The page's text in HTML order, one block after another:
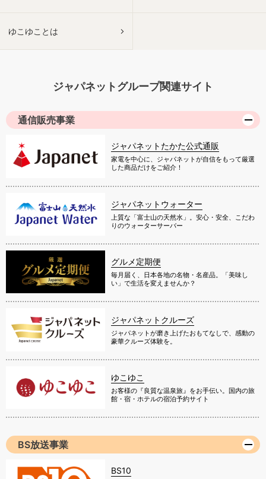
ゆこゆことは
ジャパネットグループ関連サイト
通信販売事業
ジャパネットたかた公式通販
家電を中心に、ジャパネットが自信をもって厳選
した商品だけをご紹介！
ジャパネットウォーター
上質な「富士山の天然水」。安心・安全、こだわ
りのウォーターサーバー
グルメ定期便
毎月届く、日本各地の名物・名産品。「美味し
い」で生活を変えませんか？
ジャパネットクルーズ
ジャパネットが磨き上げたおもてなしで、感動の
豪華クルーズ体験を。
ゆこゆこ
お客様の『良質な温泉旅』をお手伝い。国内の旅
館・宿・ホテルの宿泊予約サイト
BS放送事業
BS10